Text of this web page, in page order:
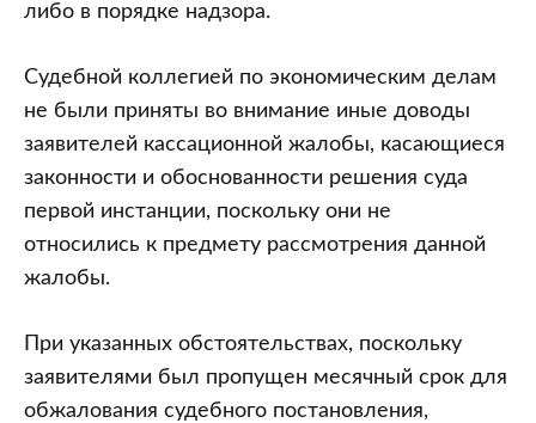
либо в порядке надзора.
Судебной коллегией по экономическим делам
не были приняты во внимание иные доводы
заявителей кассационной жалобы, касающиеся
законности и обоснованности решения суда
первой инстанции, поскольку они не
относились к предмету рассмотрения данной
жалобы.
При указанных обстоятельствах, поскольку
заявителями был пропущен месячный срок для
обжалования судебного постановления,